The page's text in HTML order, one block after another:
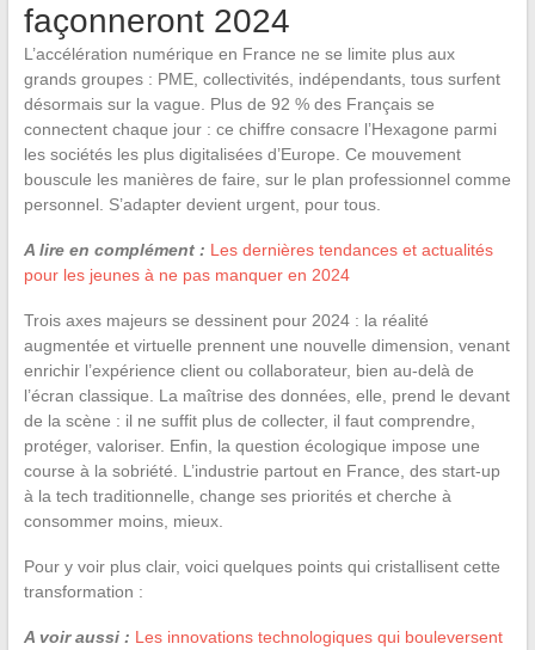
façonneront 2024
L’accélération numérique en France ne se limite plus aux
grands groupes : PME, collectivités, indépendants, tous surfent
désormais sur la vague. Plus de 92 % des Français se
connectent chaque jour : ce chiffre consacre l’Hexagone parmi
les sociétés les plus digitalisées d’Europe. Ce mouvement
bouscule les manières de faire, sur le plan professionnel comme
personnel. S’adapter devient urgent, pour tous.
A lire en complément : Les dernières tendances et actualités
pour les jeunes à ne pas manquer en 2024
Trois axes majeurs se dessinent pour 2024 : la réalité
augmentée et virtuelle prennent une nouvelle dimension, venant
enrichir l’expérience client ou collaborateur, bien au-delà de
l’écran classique. La maîtrise des données, elle, prend le devant
de la scène : il ne suffit plus de collecter, il faut comprendre,
protéger, valoriser. Enfin, la question écologique impose une
course à la sobriété. L’industrie partout en France, des start-up
à la tech traditionnelle, change ses priorités et cherche à
consommer moins, mieux.
Pour y voir plus clair, voici quelques points qui cristallisent cette
transformation :
A voir aussi : Les innovations technologiques qui bouleversent